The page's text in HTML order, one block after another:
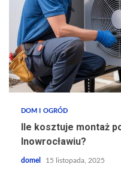
DOM I OGRÓD
Ile kosztuje montaż
Inowrocławiu?
domel 15 listopada, 2025